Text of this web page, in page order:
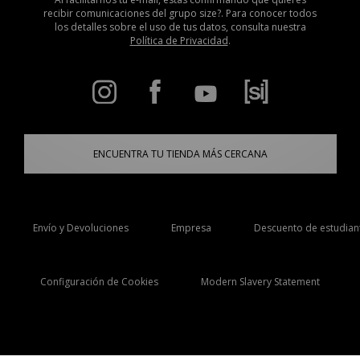
recibir comunicaciones del grupo size?. Para conocer todos
los detalles sobre el uso de tus datos, consulta nuestra
Política de Privacidad.
ENCUENTRA TU TIENDA MÁS CERCANA
Envío y Devoluciones Empresa Descuento de
Configuración de Cookies Modern Slavery Statement